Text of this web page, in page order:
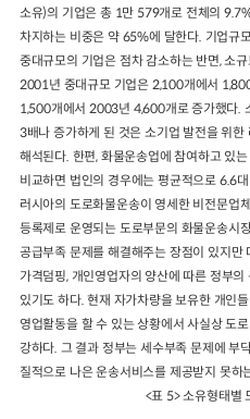
소유)의 기업은 총 1만 579개로 전체의
차지하는 비중은 약 65%에 달한다. 기업규
중대규모의 기업은 점차 감소하는 반면, 소
2001년 중대규모 기업은 2,100개에서
1,500개에서 2003년 4,600개로 증가했다.
3배나 증가하게 된 것은 소기업 발전을 위
해석된다. 한편, 화물운송업에 참여하고 있
비교하면 법인의 경우에는 평균적으로 6.6
러시아의 도로화물운송이 영세한 비전문업
등록제로 운영되는 도로부문의 화물운송시
공급부족 문제를 해결해주는 장점이 있지만
가격덤핑, 개인영업자의 양산에 따른 정부
있기도 하다. 현재 자가차량을 보유한 개인
영업활동을 할 수 있는 상황에서 사실상 도
강하다. 그 결과 정부는 세수부족 문제에 부
질적으로 나은 운송서비스를 제공받지 못하
<표 5> 소유형태별